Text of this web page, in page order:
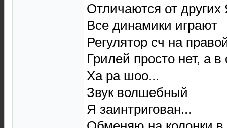
Отличаются от
Все динамики играют
Регулятор сч на
Грилей просто нет, а
Ха ра шоо...
Звук волшебный
Я заинтригован...